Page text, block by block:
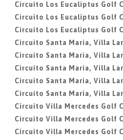
Circuito Los Eucaliptus Golf
Circuito Los Eucaliptus Golf
Circuito Los Eucaliptus Golf
Circuito Santa Maria, Villa
Circuito Santa Maria, Villa
Circuito Santa Maria, Villa
Circuito Santa Maria, Villa
Circuito Santa Maria, Villa
Circuito Villa Mercedes Golf
Circuito Villa Mercedes Golf
Circuito Villa Mercedes Golf